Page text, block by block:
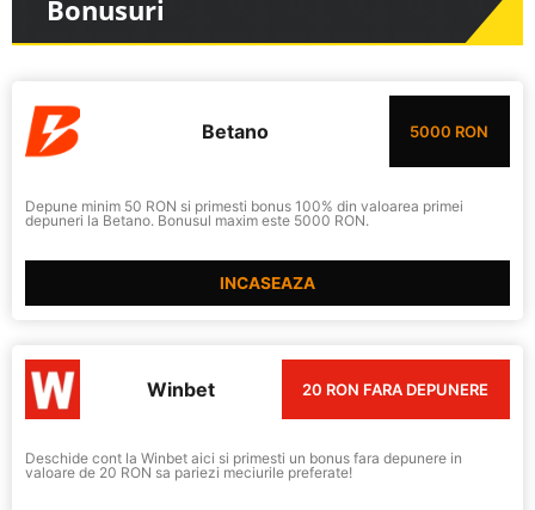
Bonusuri
Betano 5000 RON
Depune minim 50 RON si primesti bonus 100% din valoarea primei
depuneri la Betano. Bonusul maxim este 5000 RON.
INCASEAZA
Winbet 20 RON FARA DEPUNERE
Deschide cont la Winbet aici si primesti un bonus fara depunere in
valoare de 20 RON sa pariezi meciurile preferate!